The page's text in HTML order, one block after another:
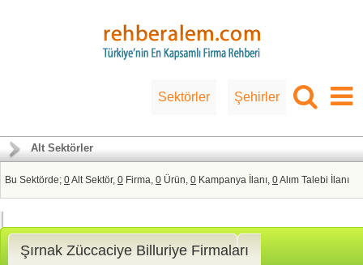
Sektörler Şehirler
Alt Sektörler
Bu Sektörde; 0Alt Sektör, 0 Firma, 0 Ürün, 0 Kampanya İlanı, 0Alım Talebi İlanı
Şırnak Züccaciye Billuriye Firmaları